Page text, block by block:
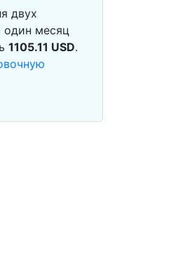
двух
один месяц
1105.11 USD.